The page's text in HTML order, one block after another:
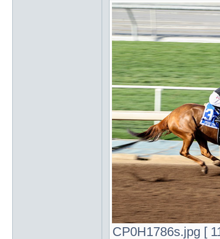
CP0H1786s.jpg [